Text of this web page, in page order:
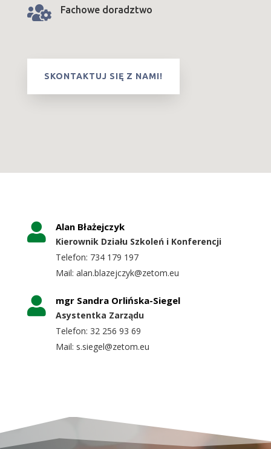
 Fachowe doradztwo
SKONTAKTUJ SIĘ Z NAMI!
 Alan Błażejczyk
Kierownik Działu Szkoleń i Konferencji
Telefon: 734 179 197
Mail: alan.blazejczyk@zetom.eu
 mgr Sandra Orlińska-Siegel
Asystentka Zarządu
Telefon: 32 256 93 69
Mail: s.siegel@zetom.eu